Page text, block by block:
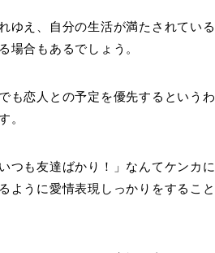
ゆえ、自分の生活が満たされている
場合もあるでしょう。
も恋人との予定を優先するというわ
。
つも友達ばかり！」なんてケンカに
ように愛情表現しっかりをすること